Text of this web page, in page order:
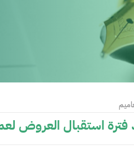
فترة استقبال العروض